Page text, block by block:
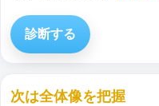
診断する
次は全体像を把握